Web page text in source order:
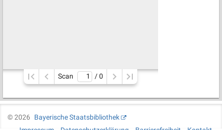
Scan / 0
©2026
Bayerische Staatsbibliothek